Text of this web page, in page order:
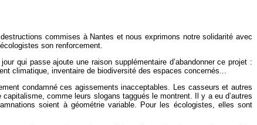
commises à Nantes et nous exprimons notre solidarité avec
son renforcement.
qui passe ajoute une raison supplémentaire d’abandonner ce projet :
climatique, inventaire de biodiversité des espaces concernés...
condamné ces agissements inacceptables. Les casseurs et autres
comme leurs slogans taggués le montrent. Il y a eu d’autres
soient à géométrie variable. Pour les écologistes, elles sont